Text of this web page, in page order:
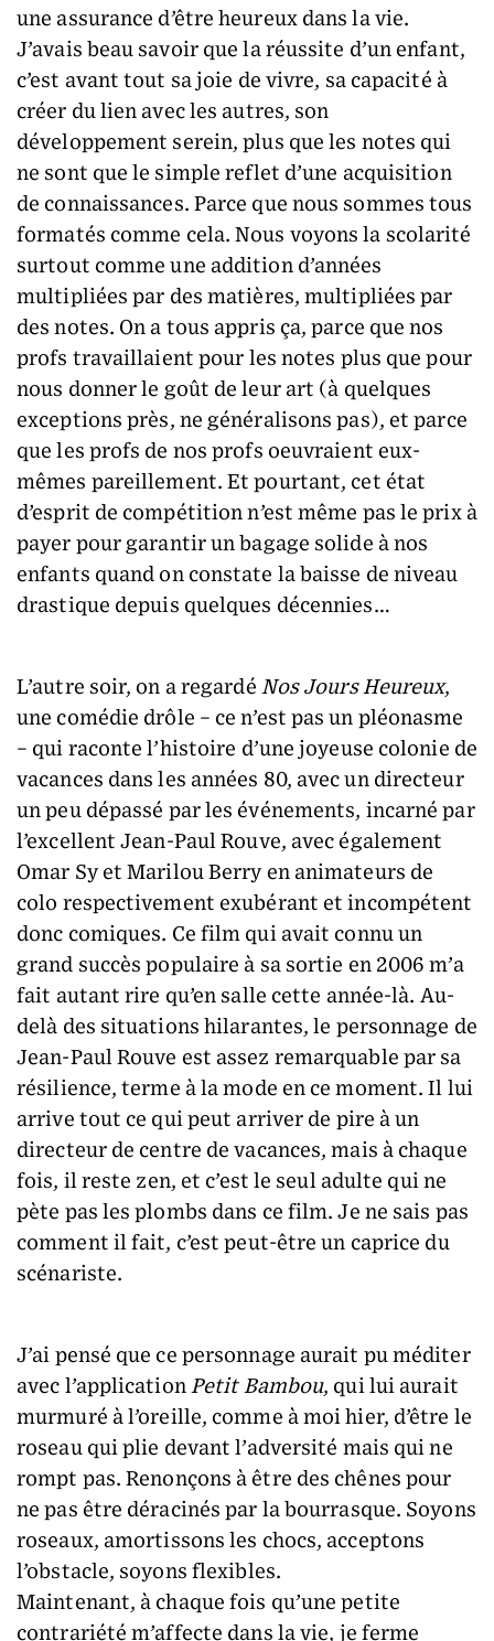
une assurance d’être heureux dans la vie.
J’avais beau savoir que la réussite d’un enfant,
c’est avant tout sa joie de vivre, sa capacité à
créer du lien avec les autres, son
développement serein, plus que les notes qui
ne sont que le simple reflet d’une acquisition
de connaissances. Parce que nous sommes tous
formatés comme cela. Nous voyons la scolarité
surtout comme une addition d’années
multipliées par des matières, multipliées par
des notes. On a tous appris ça, parce que nos
profs travaillaient pour les notes plus que pour
nous donner le goût de leur art (à quelques
exceptions près, ne généralisons pas), et parce
que les profs de nos profs oeuvraient eux-
mêmes pareillement. Et pourtant, cet état
d’esprit de compétition n’est même pas le prix à
payer pour garantir un bagage solide à nos
enfants quand on constate la baisse de niveau
drastique depuis quelques décennies…
L’autre soir, on a regardé Nos Jours Heureux,
une comédie drôle – ce n’est pas un pléonasme
– qui raconte l’histoire d’une joyeuse colonie de
vacances dans les années 80, avec un directeur
un peu dépassé par les événements, incarné par
l’excellent Jean-Paul Rouve, avec également
Omar Sy et Marilou Berry en animateurs de
colo respectivement exubérant et incompétent
donc comiques. Ce film qui avait connu un
grand succès populaire à sa sortie en 2006 m’a
fait autant rire qu’en salle cette année-là. Au-
delà des situations hilarantes, le personnage de
Jean-Paul Rouve est assez remarquable par sa
résilience, terme à la mode en ce moment. Il lui
arrive tout ce qui peut arriver de pire à un
directeur de centre de vacances, mais à chaque
fois, il reste zen, et c’est le seul adulte qui ne
pète pas les plombs dans ce film. Je ne sais pas
comment il fait, c’est peut-être un caprice du
scénariste.
J’ai pensé que ce personnage aurait pu méditer
avec l’application Petit Bambou, qui lui aurait
murmuré à l’oreille, comme à moi hier, d’être le
roseau qui plie devant l’adversité mais qui ne
rompt pas. Renonçons à être des chênes pour
ne pas être déracinés par la bourrasque. Soyons
roseaux, amortissons les chocs, acceptons
l’obstacle, soyons flexibles.
Maintenant, à chaque fois qu’une petite
contrariété m’affecte dans la vie, je ferme